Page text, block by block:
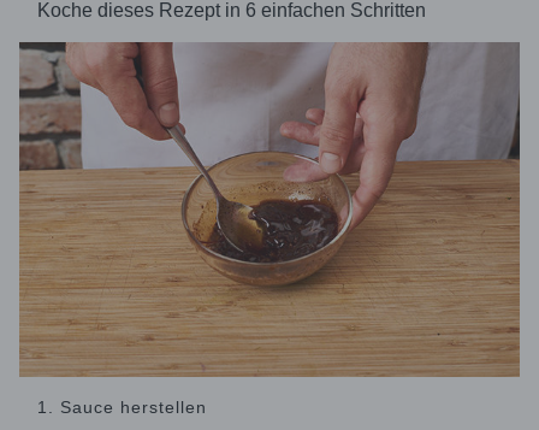
Koche dieses Rezept in 6 einfachen Schritten
1. Sauce herstellen